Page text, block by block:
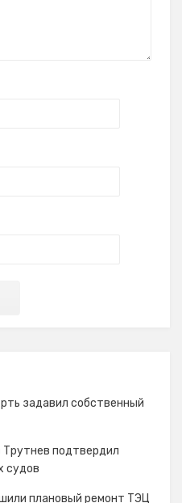
задавил собственный
подтвердил
судов
плановый ремонт ТЭЦ